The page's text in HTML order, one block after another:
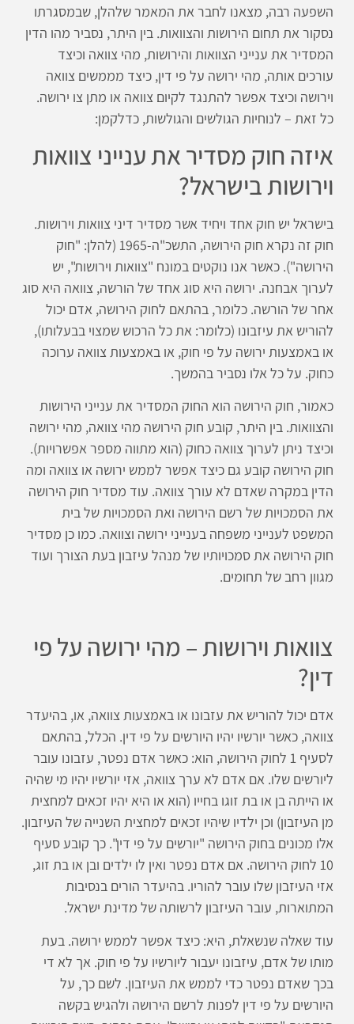
השפעה רבה, מצאנו לחבר את המאמר שלהלן, שבמסגרתו
נסקור את תחום הירושות והצוואות. בין היתר, נסביר מהו הדין
המסדיר את ענייני הצוואות והירושות, מהי צוואה וכיצד
עורכים אותה, מהי ירושה על פי דין, כיצד מממשים צוואה
וירושה וכיצד אפשר להתנגד לקיום צוואה או מתן צו ירושה.
כל זאת – לנוחיות הגולשים והגולשות, כדלקמן:
איזה חוק מסדיר את ענייני צוואות
וירושות בישראל?
בישראל יש חוק אחד ויחיד אשר מסדיר דיני צוואות וירושות.
חוק זה נקרא חוק הירושה, התשכ"ה-1965 (להלן: "חוק
הירושה"). כאשר אנו נוקטים במונח "צוואות וירושות", יש
לערוך אבחנה. ירושה היא סוג אחד של הורשה, צוואה היא סוג
אחר של הורשה. כלומר, בהתאם לחוק הירושה, אדם יכול
להוריש את עיזבונו (כלומר: את כל הרכוש שמצוי בבעלותו),
או באמצעות ירושה על פי חוק, או באמצעות צוואה ערוכה
כחוק. על כל אלו נסביר בהמשך.
כאמור, חוק הירושה הוא החוק המסדיר את ענייני הירושות
והצוואות. בין היתר, קובע חוק הירושה מהי צוואה, מהי ירושה
וכיצד ניתן לערוך צוואה כחוק (הוא מתווה מספר אפשרויות).
חוק הירושה קובע גם כיצד אפשר לממש ירושה או צוואה ומה
הדין במקרה שאדם לא עורך צוואה. עוד מסדיר חוק הירושה
את הסמכויות של רשם הירושה ואת הסמכויות של בית
המשפט לענייני משפחה בענייני ירושה וצוואה. כמו כן מסדיר
חוק הירושה את סמכויותיו של מנהל עיזבון בעת הצורך ועוד
מגוון רחב של תחומים.
צוואות וירושות – מהי ירושה על פי
דין?
אדם יכול להוריש את עזבונו או באמצעות צוואה, או, בהיעדר
צוואה, כאשר יורשיו יהיו היורשים על פי דין. הכלל, בהתאם
לסעיף 1 לחוק הירושה, הוא: כאשר אדם נפטר, עזבונו עובר
ליורשים שלו. אם אדם לא ערך צוואה, אזי יורשיו יהיו מי שהיה
או הייתה בן או בת זוגו בחייו (הוא או היא יהיו זכאים למחצית
מן העיזבון) וכן ילדיו שיהיו זכאים למחצית השנייה של העיזבון.
אלו מכונים בחוק הירושה "יורשים על פי דין". כך קובע סעיף
10 לחוק הירושה. אם אדם נפטר ואין לו ילדים ובן או בת זוג,
אזי העיזבון שלו עובר להוריו. בהיעדר הורים בנסיבות
המתוארות, עובר העיזבון לרשותה של מדינת ישראל.
עוד שאלה שנשאלת, היא: כיצד אפשר לממש ירושה. בעת
מותו של אדם, עיזבונו יעבור ליורשיו על פי חוק. אך לא די
בכך שאדם נפטר כדי לממש את העיזבון. לשם כך, על
היורשים על פי דין לפנות לרשם הירושה ולהגיש בקשה